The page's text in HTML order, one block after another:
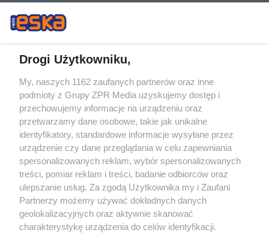
Żaden utwór zamieszczony w serwisie nie może być powielany i
rozpowszechniany lub dalej rozpowszechniany w jakikolwiek sposób (w
tym także elektroniczny lub mechaniczny) na jakimkolwiek polu
eksploatacji w jakiejkolwiek formie, włącznie z umieszczaniem w Internecie
bez pisemnej zgody właściciela praw. Jakiekolwiek użycie lub
wykorzystanie utworów w całości lub w części z naruszeniem prawa, tzn.
bez właściwej zgody, jest zabronione pod groźbą kary i może być ścigane
prawnie.
Drogi Użytkowniku,
My, naszych 1162 zaufanych partnerów oraz inne
podmioty z Grupy ZPR Media uzyskujemy dostęp i
przechowujemy informacje na urządzeniu oraz
przetwarzamy dane osobowe, takie jak unikalne
identyfikatory, standardowe informacje wysyłane przez
urządzenie czy dane przeglądania w celu zapewniania
spersonalizowanych reklam, wybór spersonalizowanych
treści, pomiar reklam i treści, badanie odbiorców oraz
ulepszanie usług. Za zgodą Użytkownika my i Zaufani
Partnerzy możemy używać dokładnych danych
geolokalizacyjnych oraz aktywnie skanować
charakterystykę urządzenia do celów identyfikacji.